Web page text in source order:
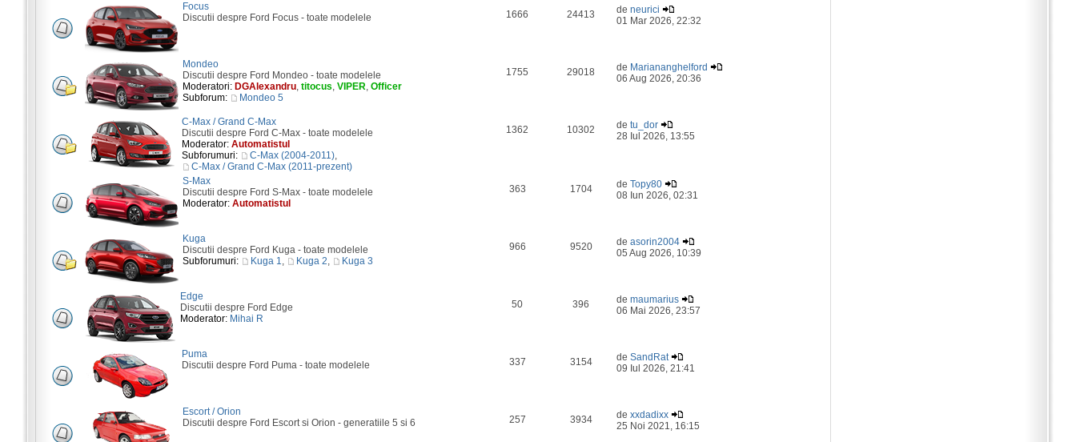
Focus
Discutii despre Ford Focus - toate modelele
1666 24413 deneurici
01 Mar 2026, 22:32
Mondeo
Discutii despre Ford Mondeo - toate modelele
Moderatori: DGAlexandru, titocus, VIPER, Officer
Subforum:
Mondeo 5
1755 29018 de Mariananghelford
06 Aug 2026, 20:36
C-Max / Grand C-Max
Discutii despre Ford C-Max - toate modelele
Moderator: Automatistul
Subforumuri:
C-Max (2004-2011),
C-Max / Grand C-Max (2011-prezent)
1362 10302 detu_dor
28 Iul 2026, 13:55
S-Max
Discutii despre Ford S-Max - toate modelele
Moderator: Automatistul
363 1704 deTopy80
08 Iun 2026, 02:31
Kuga
Discutii despre Ford Kuga - toate modelele
Subforumuri:
Kuga 1, Kuga 2, Kuga 3
966 9520 deasorin2004
05 Aug 2026, 10:39
Edge
Discutii despre Ford Edge
Moderator: Mihai R
50 396 demaumarius
06 Mai 2026, 23:57
Puma
Discutii despre Ford Puma - toate modelele
337 3154 deSandRat
09 Iul 2026, 21:41
Escort / Orion
Discutii despre Ford Escort si Orion - generatiile 5 si 6
257 3934 dexxdadixx
25 Noi 2021, 16:15